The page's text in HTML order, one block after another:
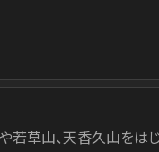
若草山、天香久山をは